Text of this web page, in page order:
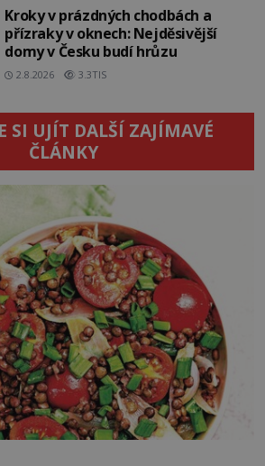
Kroky v prázdných chodbách a
přízraky v oknech: Nejděsivější
domy v Česku budí hrůzu
2.8.2026 3.3TIS
SI UJÍT DALŠÍ ZAJÍMAVÉ
ČLÁNKY